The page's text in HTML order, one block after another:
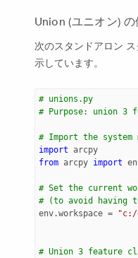
Union (ユニオン)
次のスタンドアロン
示しています。
# unions.py
# Purpose: union 3
# Import the system
import arcpy
from arcpy import
# Set the current
# (to avoid having
env.workspace = "c:/
# Union 3 feature